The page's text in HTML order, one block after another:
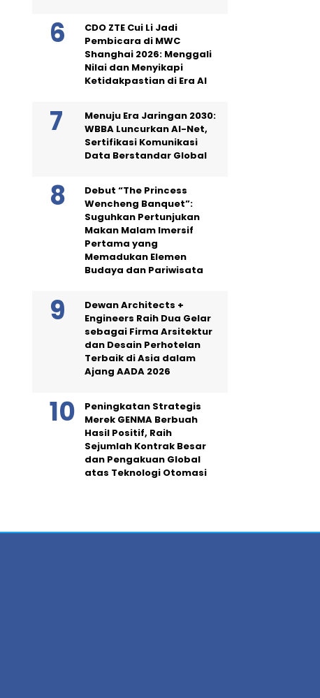
CDO ZTE Cui Li Jadi
Pembicara di MWC
Shanghai 2026: Menggali
Nilai dan Menyikapi
Ketidakpastian di Era AI
Menuju Era Jaringan 2030:
WBBA Luncurkan AI-Net,
Sertifikasi Komunikasi
Data Berstandar Global
Debut “The Princess
Wencheng Banquet”:
Suguhkan Pertunjukan
Makan Malam Imersif
Pertama yang
Memadukan Elemen
Budaya dan Pariwisata
Dewan Architects +
Engineers Raih Dua Gelar
sebagai Firma Arsitektur
dan Desain Perhotelan
Terbaik di Asia dalam
Ajang AADA 2026
Peningkatan Strategis
Merek GENMA Berbuah
Hasil Positif, Raih
Sejumlah Kontrak Besar
dan Pengakuan Global
atas Teknologi Otomasi